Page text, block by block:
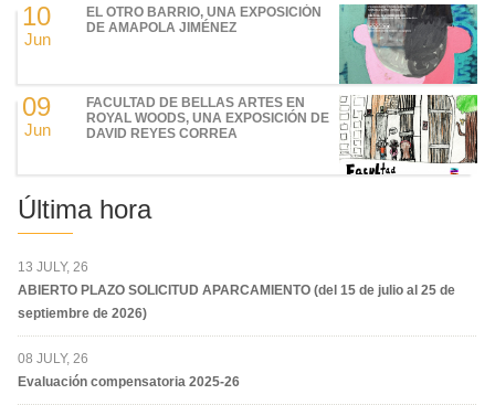
10
Jun
EL OTRO BARRIO, UNA EXPOSICIÓN
DE AMAPOLA JIMÉNEZ
09
Jun
FACULTAD DE BELLAS ARTES EN
ROYAL WOODS, UNA EXPOSICIÓN DE
DAVID REYES CORREA
Última hora
13 JULY, 26
ABIERTO PLAZO SOLICITUD APARCAMIENTO (del 15 de julio al 25 de
septiembre de 2026)
08 JULY, 26
Evaluación compensatoria 2025-26